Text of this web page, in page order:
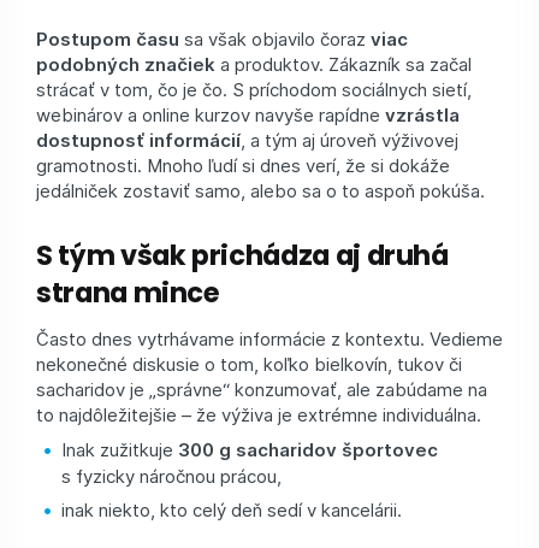
Postupom času sa však objavilo čoraz viac
podobných značiek a produktov. Zákazník sa začal
strácať v tom, čo je čo. S príchodom sociálnych sietí,
webinárov a online kurzov navyše rapídne vzrástla
dostupnosť informácií, a tým aj úroveň výživovej
gramotnosti. Mnoho ľudí si dnes verí, že si dokáže
jedálniček zostaviť samo, alebo sa o to aspoň pokúša.
S tým však prichádza aj druhá
strana mince
Často dnes vytrhávame informácie z kontextu. Vedieme
nekonečné diskusie o tom, koľko bielkovín, tukov či
sacharidov je „správne“ konzumovať, ale zabúdame na
to najdôležitejšie – že výživa je extrémne individuálna.
Inak zužitkuje 300 g sacharidov športovec
s fyzicky náročnou prácou,
inak niekto, kto celý deň sedí v kancelárii.